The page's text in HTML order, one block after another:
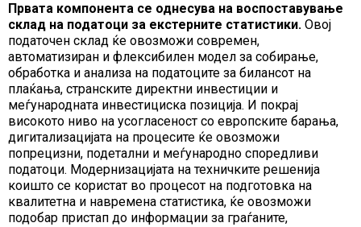
Првата компонента се однесува на воспоставување
склад на податоци за екстерните статистики. Овој
податочен склад ќе овозможи современ,
автоматизиран и флексибилен модел за собирање,
обработка и анализа на податоците за билансот на
плаќања, странските директни инвестиции и
меѓународната инвестициска позиција. И покрај
високото ниво на усогласеност со европските барања,
дигитализацијата на процесите ќе овозможи
попрецизни, подетални и меѓународно споредливи
податоци. Модернизацијата на техничките решенија
коишто се користат во процесот на подготовка на
квалитетна и навремена статистика, ќе овозможи
подобар пристап до информации за граѓаните,